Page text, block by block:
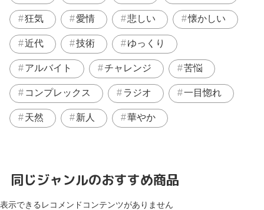
狂気 愛情 悲しい 懐かしい
近代 技術 ゆっくり
アルバイト チャレンジ 苦悩
コンプレックス ラジオ 一目惚れ
天然 新人 華やか
同じジャンルのおすすめ商品
表示できるレコメンドコンテンツがありません